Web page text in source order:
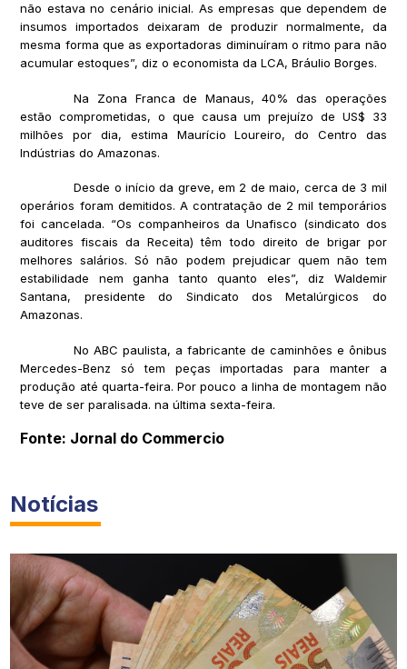
não estava no cenário inicial. As empresas que dependem de
insumos importados deixaram de produzir normalmente, da
mesma forma que as exportadoras diminuíram o ritmo para não
acumular estoques”, diz o economista da LCA, Bráulio Borges.
Na Zona Franca de Manaus, 40% das operações
estão comprometidas, o que causa um prejuízo de US$ 33
milhões por dia, estima Maurício Loureiro, do Centro das
Indústrias do Amazonas.
Desde o início da greve, em 2 de maio, cerca de 3 mil
operários foram demitidos. A contratação de 2 mil temporários
foi cancelada. “Os companheiros da Unafisco (sindicato dos
auditores fiscais da Receita) têm todo direito de brigar por
melhores salários. Só não podem prejudicar quem não tem
estabilidade nem ganha tanto quanto eles”, diz Waldemir
Santana, presidente do Sindicato dos Metalúrgicos do
Amazonas.
No ABC paulista, a fabricante de caminhões e ônibus
Mercedes-Benz só tem peças importadas para manter a
produção até quarta-feira. Por pouco a linha de montagem não
teve de ser paralisada. na última sexta-feira.
Fonte: Jornal do Commercio
Notícias